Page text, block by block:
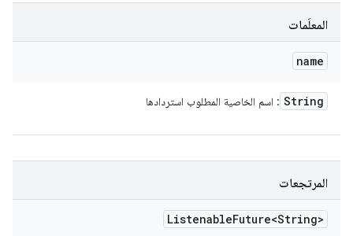
المعلَمات
name
String : اسم الخاصية المطلوب استردادها
المرتجعات
ListenableFuture<String>